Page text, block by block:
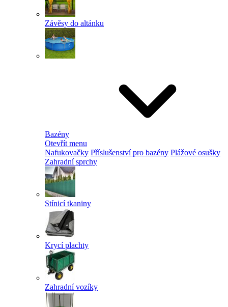
Závěsy do altánku
Bazény
Otevřít menu
Nafukovačky Příslušenství pro bazény Plážové osušky
Zahradní sprchy
Stínicí tkaniny
Krycí plachty
Zahradní vozíky